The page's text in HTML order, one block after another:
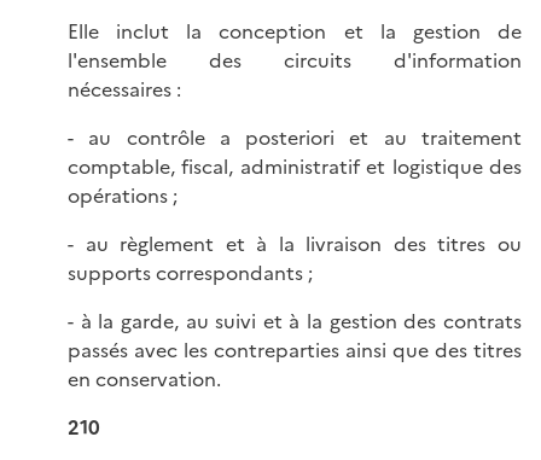
Elle inclut la conception et la gestion de
l'ensemble des circuits d'information
nécessaires :
- au contrôle a posteriori et au traitement
comptable, fiscal, administratif et logistique des
opérations ;
- au règlement et à la livraison des titres ou
supports correspondants ;
- à la garde, au suivi et à la gestion des contrats
passés avec les contreparties ainsi que des titres
en conservation.
210